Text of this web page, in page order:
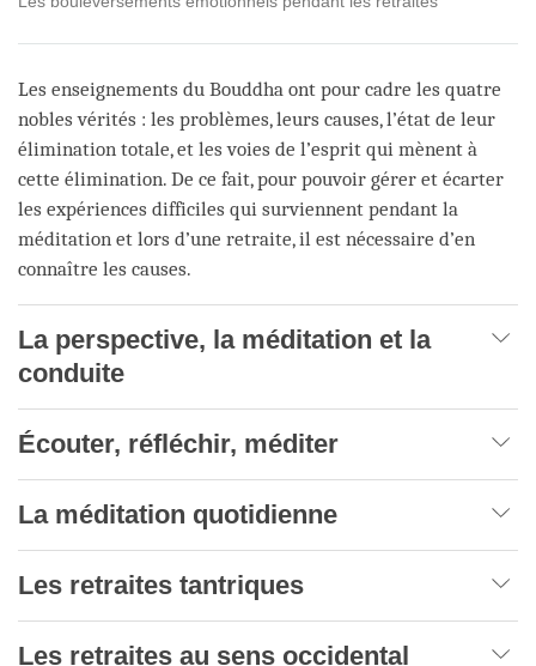
Les enseignements du Bouddha ont pour cadre les quatre
nobles vérités : les problèmes, leurs causes, l’état de leur
élimination totale, et les voies de l’esprit qui mènent à
cette élimination. De ce fait, pour pouvoir gérer et écarter
les expériences difficiles qui surviennent pendant la
méditation et lors d’une retraite, il est nécessaire d’en
connaître les causes.
La perspective, la méditation et la
conduite
Écouter, réfléchir, méditer
La méditation quotidienne
Les retraites tantriques
Les retraites au sens occidental